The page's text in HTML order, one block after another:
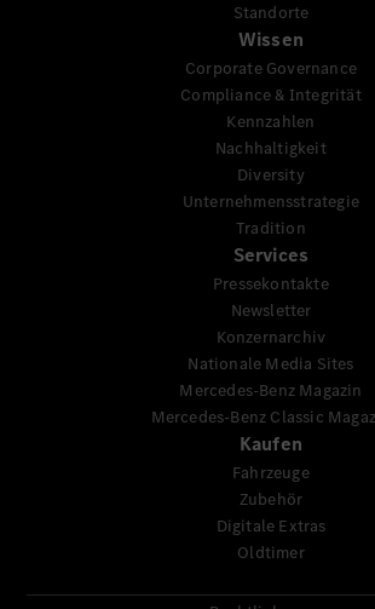
Standorte
Wissen
Corporate Governance
Compliance & Integrität
Kennzahlen
Nachhaltigkeit
Diversity
Unternehmensstrategie
Tradition
Services
Pressekontakte
Newsletter
Konzernarchiv
Nationale Media Sites
Mercedes-Benz Magazin
Mercedes-Benz Classic
Kaufen
Fahrzeuge
Zubehör
Digitale Extras
Oldtimer